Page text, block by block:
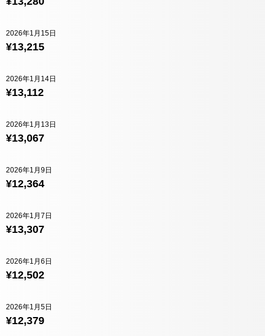
¥13,215
2026年1月15日
¥13,112
2026年1月14日
¥13,067
2026年1月13日
¥12,364
2026年1月9日
¥13,307
2026年1月7日
¥12,502
2026年1月6日
¥12,379
2026年1月5日